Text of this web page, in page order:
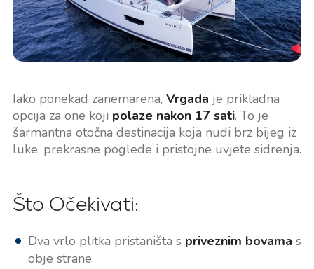
Iako ponekad zanemarena, Vrgada je prikladna
opcija za one koji polaze nakon 17 sati. To je
šarmantna otočna destinacija koja nudi brz bijeg iz
luke, prekrasne poglede i pristojne uvjete sidrenja.
Što Očekivati:
Dva vrlo plitka pristaništa s priveznim bovama s
obje strane